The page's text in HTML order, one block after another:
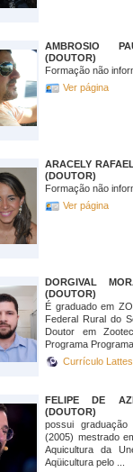
AMBROSIO
(DOUTOR)
Formação não
Ver página
ARACELY
(DOUTOR)
Formação não
Ver página
DORGIVAL
(DOUTOR)
É graduado em
Federal Rural do
Doutor em
Programa
Currículo
FELIPE DE
(DOUTOR)
possui
(2005) mestrado
Aquicultura da
Aqüicultura pelo ...